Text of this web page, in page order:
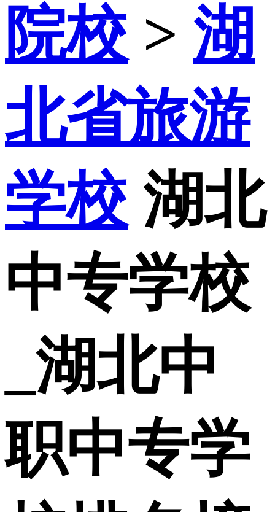
院校 > 湖
北省旅游
学校 湖北
中专学校
_湖北中
职中专学